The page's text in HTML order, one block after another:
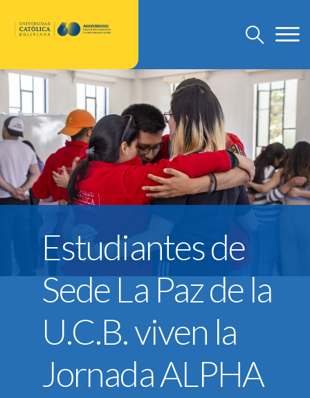
Discursos Rector Nacional
Grado
Post Grado
Investigación
U.C.B. Internacional
Reglamentos
U.C.B. Workspace
SIIAN
Biblioteca U.C.B.
Himno U.C.B.
Estudiantes de
Sede La Paz de la
U.C.B. viven la
Jornada ALPHA